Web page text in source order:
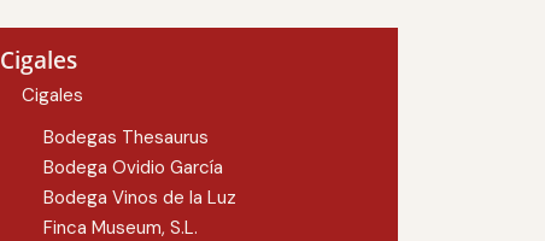
Cigales
Cigales
Bodegas Thesaurus
Bodega Ovidio García
Bodega Vinos de la Luz
Finca Museum, S.L.